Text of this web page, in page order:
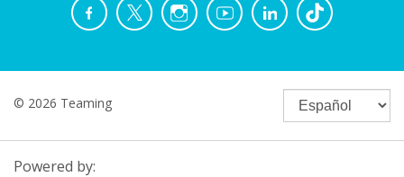
© 2026 Teaming
Powered by: